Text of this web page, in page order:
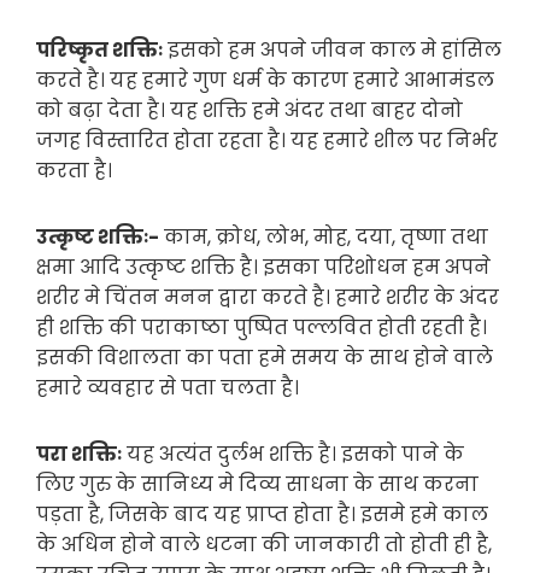
परिष्कृत शक्तिःइसको हम अपने जीवन काल मे हांसिल
करते है। यह हमारे गुण धर्म के कारण हमारे आभामंडल
को बढ़ा देता है। यह शक्ति हमे अंदर तथा बाहर दोनो
जगह विस्तारित होता रहता है। यह हमारे शील पर निर्भर
करता है।
उत्कृष्ट शक्तिः- काम, क्रोध, लोभ, मोह, दया, तृष्णा तथा
क्षमा आदि उत्कृष्ट शक्ति है। इसका परिशोधन हम अपने
शरीर मे चिंतन मनन द्वारा करते है। हमारे शरीर के अंदर
ही शक्ति की पराकाष्ठा पुष्पित पल्लवित होती रहती है।
इसकी विशालता का पता हमे समय के साथ होने वाले
हमारे व्यवहार से पता चलता है।
परा शक्तिःयह अत्यंत दुर्लभ शक्ति है। इसको पाने के
लिए गुरु के सानिध्य मे दिव्य साधना के साथ करना
पड़ता है, जिसके बाद यह प्राप्त होता है। इसमे हमे काल
के अधिन होने वाले धटना की जानकारी तो होती ही है,